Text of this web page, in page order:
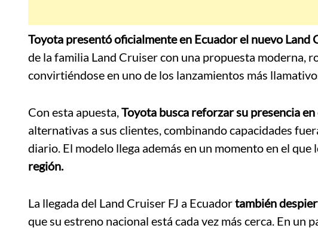
Toyota presentó oficialmente en Ecuador el nuevo Land
de la familia Land Cruiser con una propuesta moderna,
convirtiéndose en uno de los lanzamientos más
Con esta apuesta,Toyota busca reforzar su presencia
alternativas a sus clientes, combinando capacidades
diario. El modelo llega además en un momento en el que
región.
La llegada del Land Cruiser FJ a Ecuadortambién
que su estreno nacional está cada vez más cerca. En